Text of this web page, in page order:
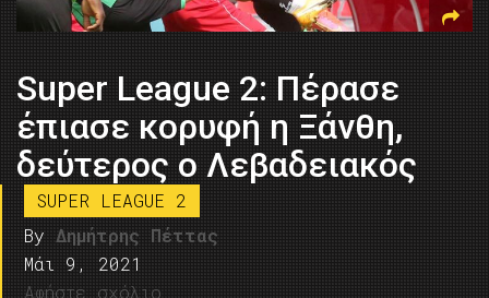
Super League 2: Πέρασε
έπιασε κορυφή η Ξάνθη,
δεύτερος ο Λεβαδειακός
SUPER LEAGUE 2
By Δημήτρης Πέττας
Μάι 9, 2021
Αφήστε σχόλιο